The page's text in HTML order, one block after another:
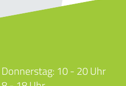
10 - 20 Uhr